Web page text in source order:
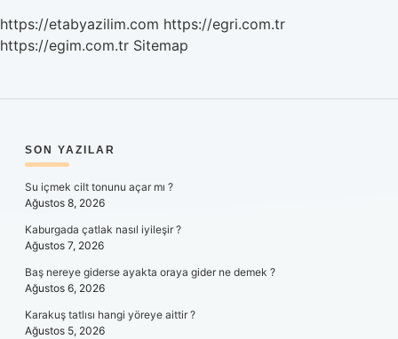
https://etabyazilim.com https://egri.com.tr
https://egim.com.tr Sitemap
SIDEBAR
SON YAZILAR
Su içmek cilt tonunu açar mı ?
Ağustos 8, 2026
Kaburgada çatlak nasıl iyileşir ?
Ağustos 7, 2026
Baş nereye giderse ayakta oraya gider ne demek ?
Ağustos 6, 2026
Karakuş tatlısı hangi yöreye aittir ?
Ağustos 5, 2026